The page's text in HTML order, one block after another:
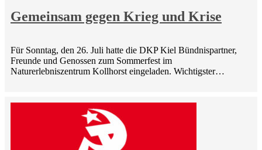
Gemeinsam gegen Krieg und Krise
Für Sonntag, den 26. Juli hatte die DKP Kiel Bündnispartner,
Freunde und Genossen zum Sommerfest im
Naturerlebniszentrum Kollhorst eingeladen. Wichtigster…